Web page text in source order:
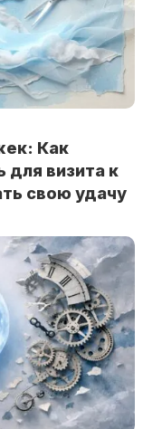
Как
визита к
свою удачу